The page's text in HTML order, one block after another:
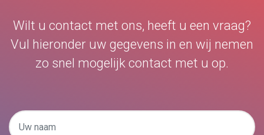
Wilt u contact met ons, heeft u een vraag?
Vul hieronder uw gegevens in en wij nemen
zo snel mogelijk contact met u op.